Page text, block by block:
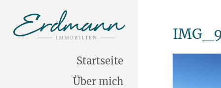
Startseite
Über mich